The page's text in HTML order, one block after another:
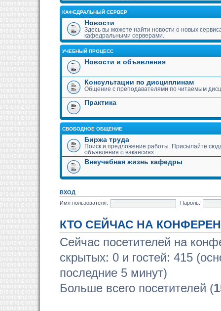
КАФЕДРАЛЬНЫЙ СЕРВЕР
Новости
Здесь вы можете найти новости о новых
кафедральными серверами.
УЧЕБНЫЙ ПРОЦЕСС
Новости и объявления
Консультации по дисциплинам
Общение с преподавателями по читаемым
Практика
СВОБОДНОЕ ОБЩЕНИЕ
Биржа труда
Поиск и предложение работы. Присылайте
объявления о вакансиях.
Внеучебная жизнь кафедры
ВХОД
Имя пользователя:
Пароль:
КТО СЕЙЧАС НА
Сейчас посетителей на
скрытых: 0 и гостей: 415
последние 5 минут)
Больше всего посетителей (